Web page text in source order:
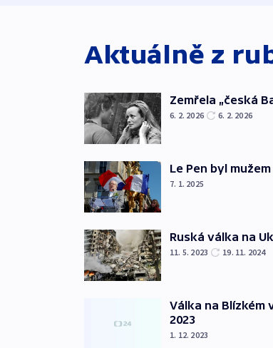
Aktuálně z
Zemřela „česká
6. 2. 2026 6. 2. 2026
Le Pen byl
7. 1. 2025
Ruská válka na
11. 5. 2023 19. 11. 2024
Válka na Blízkém
2023
1. 12. 2023